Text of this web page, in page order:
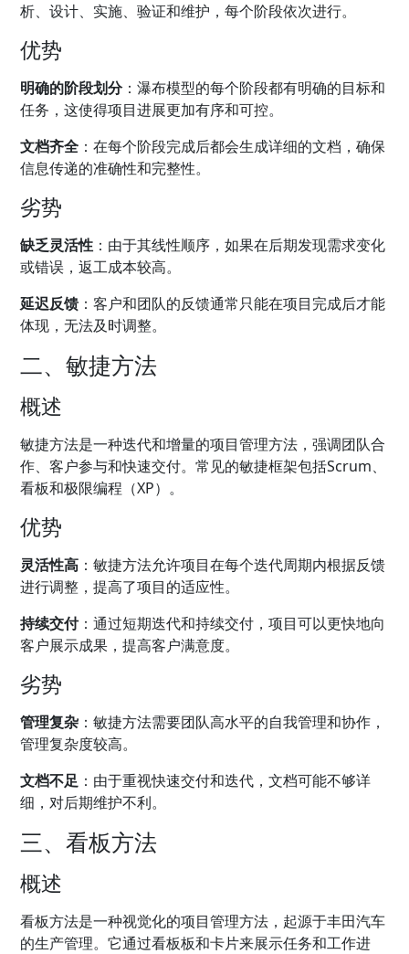
析、设计、实施、验证和维护，每个阶段依次进行。
优势
明确的阶段划分：瀑布模型的每个阶段都有明确的目标和
任务，这使得项目进展更加有序和可控。
文档齐全 ：在每个阶段完成后都会生成详细的文档，确保
信息传递的准确性和完整性。
劣势
缺乏灵活性 ：由于其线性顺序，如果在后期发现需求变化
或错误，返工成本较高。
延迟反馈 ：客户和团队的反馈通常只能在项目完成后才能
体现，无法及时调整。
二、敏捷方法
概述
敏捷方法是一种迭代和增量的项目管理方法，强调团队合
作、客户参与和快速交付。常见的敏捷框架包括Scrum、
看板和极限编程（XP）。
优势
灵活性高 ：敏捷方法允许项目在每个迭代周期内根据反馈
进行调整，提高了项目的适应性。
持续交付：通过短期迭代和持续交付，项目可以更快地向
客户展示成果，提高客户满意度。
劣势
管理复杂 ：敏捷方法需要团队高水平的自我管理和协作，
管理复杂度较高。
文档不足 ：由于重视快速交付和迭代，文档可能不够详
细，对后期维护不利。
三、看板方法
概述
看板方法是一种视觉化的项目管理方法，起源于丰田汽车
的生产管理。它通过看板板和卡片来展示任务和工作进